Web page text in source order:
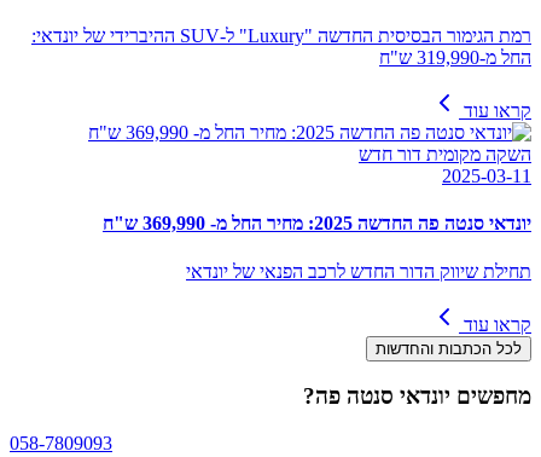
רמת הגימור הבסיסית החדשה "Luxury" ל-SUV ההיברידי של יונדאי:
החל מ-319,990 ש"ח
קראו עוד
השקה מקומית דור חדש
2025-03-11
יונדאי סנטה פה החדשה 2025: מחיר החל מ- 369,990 ש"ח
תחילת שיווק הדור החדש לרכב הפנאי של יונדאי
קראו עוד
לכל הכתבות והחדשות
מחפשים יונדאי סנטה פה?
058-7809093